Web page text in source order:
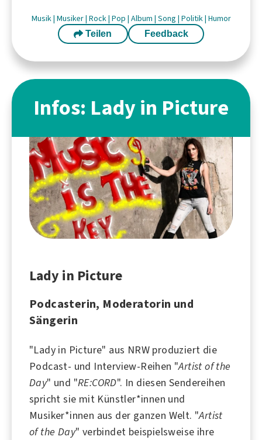
Musik| Musiker| Rock| Pop | Album | Song | Politik| Humor
Teilen Feedback
Infos: Lady in Picture
Lady in Picture
Podcasterin, Moderatorin und
Sängerin
"Lady in Picture" aus NRW produziert die
Podcast- und Interview-Reihen "Artist of the
Day" und "RE:CORD". In diesen Sendereihen
spricht sie mit Künstler*innen und
Musiker*innen aus der ganzen Welt. "Artist
of the Day" verbindet beispielsweise ihre